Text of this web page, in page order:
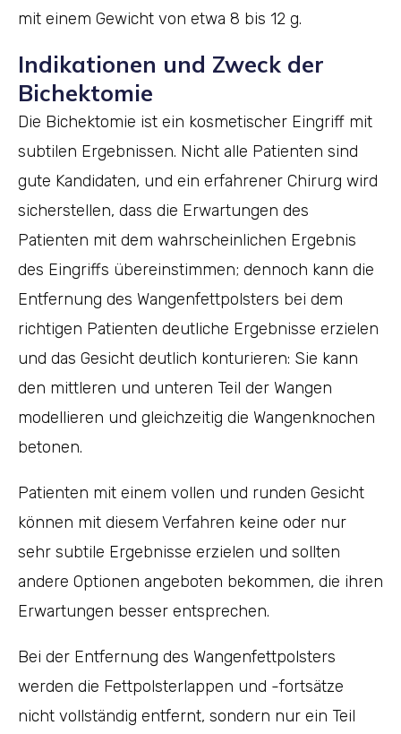
mit einem Gewicht von etwa 8 bis 12 g.
Indikationen und Zweck der
Bichektomie
Die Bichektomie ist ein kosmetischer Eingriff mit
subtilen Ergebnissen. Nicht alle Patienten sind
gute Kandidaten, und ein erfahrener Chirurg wird
sicherstellen, dass die Erwartungen des
Patienten mit dem wahrscheinlichen Ergebnis
des Eingriffs übereinstimmen; dennoch kann die
Entfernung des Wangenfettpolsters bei dem
richtigen Patienten deutliche Ergebnisse erzielen
und das Gesicht deutlich konturieren: Sie kann
den mittleren und unteren Teil der Wangen
modellieren und gleichzeitig die Wangenknochen
betonen.
Patienten mit einem vollen und runden Gesicht
können mit diesem Verfahren keine oder nur
sehr subtile Ergebnisse erzielen und sollten
andere Optionen angeboten bekommen, die ihren
Erwartungen besser entsprechen.
Bei der Entfernung des Wangenfettpolsters
werden die Fettpolsterlappen und -fortsätze
nicht vollständig entfernt, sondern nur ein Teil